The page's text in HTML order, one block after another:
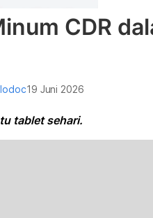
CDR
19 Juni 2026
tablet sehari.